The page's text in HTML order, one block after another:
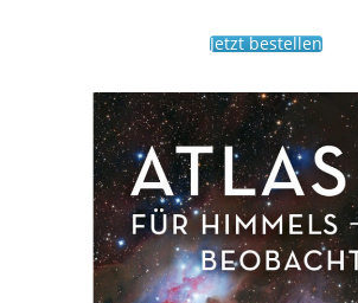
Jetzt bestellen